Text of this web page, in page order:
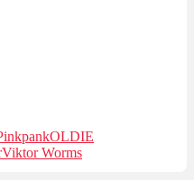
OLDIE
Viktor Worms